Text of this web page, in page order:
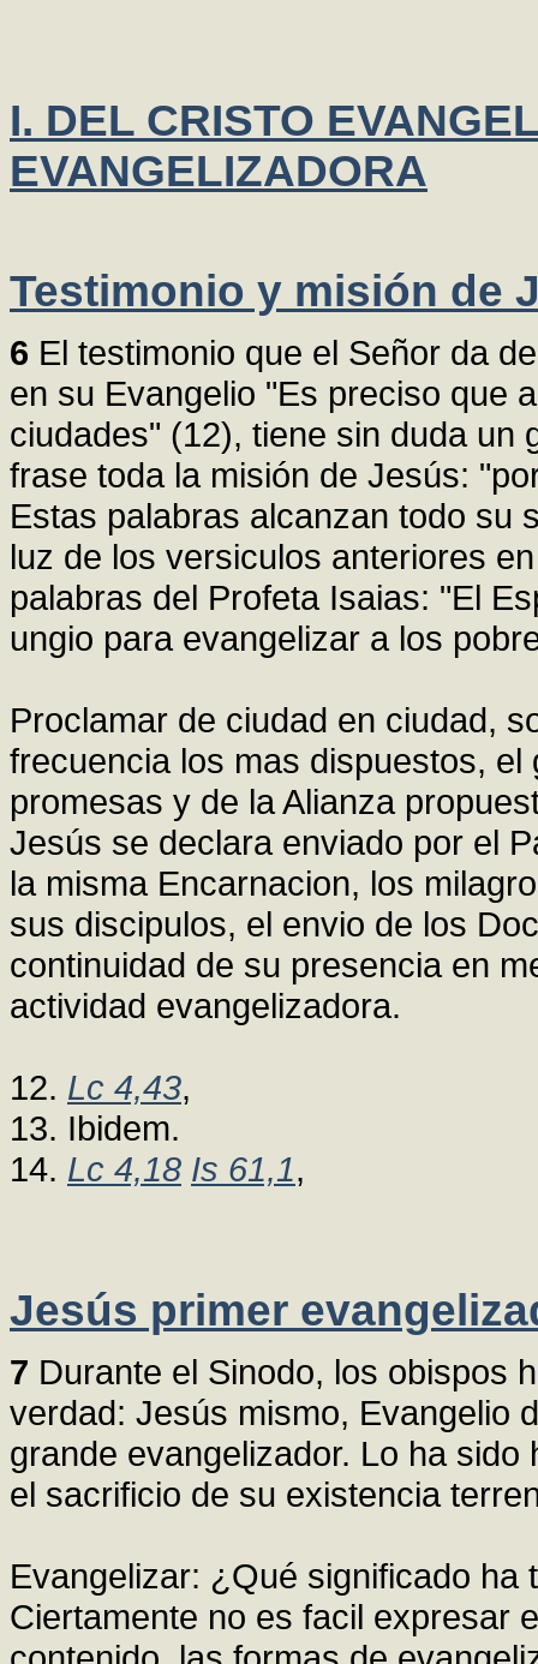
I. DEL CRISTO
EVANGELIZADORA
Testimonio y misión de
6 El testimonio que el Señor da
en su Evangelio "Es preciso que
ciudades" (12), tiene sin duda un
frase toda la misión de Jesús:
Estas palabras alcanzan todo su
luz de los versiculos anteriores
palabras del Profeta Isaias: "El
ungio para evangelizar a los
Proclamar de ciudad en ciudad,
frecuencia los mas dispuestos,
promesas y de la Alianza
Jesús se declara enviado por el
la misma Encarnacion, los
sus discipulos, el envio de los
continuidad de su presencia en
actividad evangelizadora.
12. Lc 4,43,
13. Ibidem.
14. Lc 4,18 Is 61,1,
Jesús primer
7 Durante el Sinodo, los obispos
verdad: Jesús mismo, Evangelio
grande evangelizador. Lo ha
el sacrificio de su existencia
Evangelizar: ¿Qué significado
Ciertamente no es facil expresar